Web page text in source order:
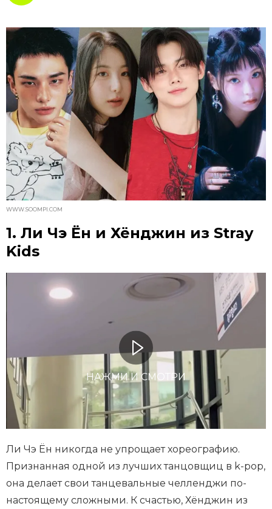
WWW.SOOMPI.COM
1. Ли Чэ Ён и Хёнджин из Stray
Kids
НАЖМИ И СМОТРИ
Ли Чэ Ён никогда не упрощает хореографию.
Признанная одной из лучших танцовщиц в k-pop,
она делает свои танцевальные челленджи по-
настоящему сложными. К счастью, Хёнджин из